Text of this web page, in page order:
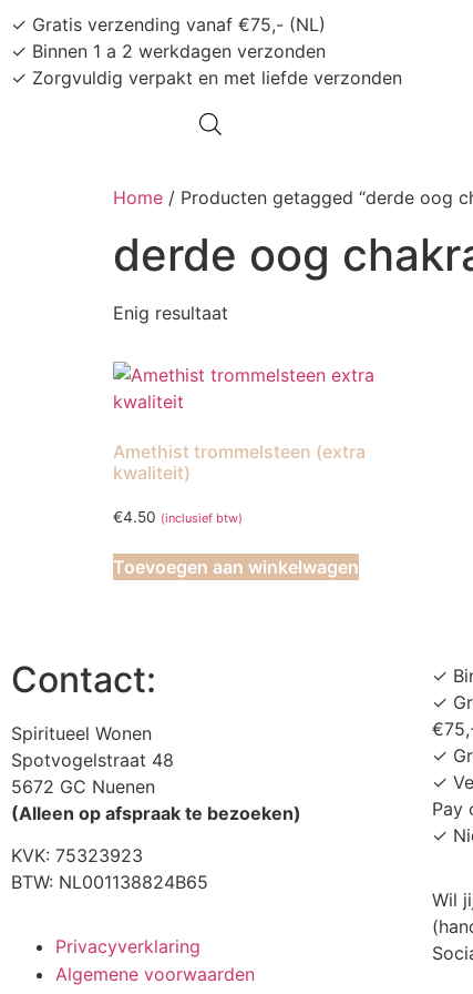
✓ Gratis verzending vanaf €75,- (NL)
✓ Binnen 1 a 2 werkdagen verzonden
✓ Zorgvuldig verpakt en met liefde verzonden
Home / Producten getagged “derde oog
derde oog
Enig resultaat
Amethist trommelsteen (extra
kwaliteit)
€4.50 (inclusief btw)
Toevoegen aan winkelwagen
Contact:
Spiritueel Wonen
Spotvogelstraat 48
5672 GC Nuenen
(Alleen op afspraak te bezoeken)
KVK: 75323923
BTW: NL001138824B65
Privacyverklaring
Algemene voorwaarden
✓
✓
✓
✓
Pay
✓
Wil